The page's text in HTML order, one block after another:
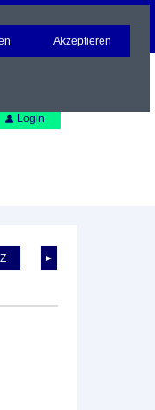
Login
►
Z
Akzeptieren